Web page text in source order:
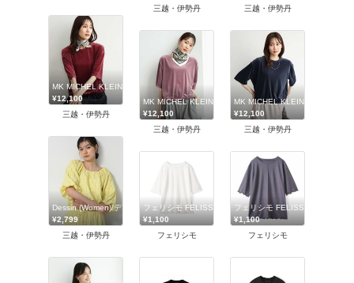
三越・伊勢丹
三越・伊勢丹
MK MICHEL KLEIN (Women)/エムケーミッシェルクラン
¥12,100
三越・伊勢丹
MK MICHEL KLEIN (Women)/エムケーミッシェルクラン
¥12,100
三越・伊勢丹
MK MICHEL KLEIN (Women)/エ
¥12,100
三越・伊勢丹
Dessin (Women)/デッサン
¥2,799
三越・伊勢丹
フェリシモ FELISSIMO
¥1,100
フェリシモ
フェリシモ FELISSIMO
¥1,100
フェリシモ